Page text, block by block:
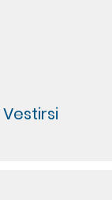
Vestirsi